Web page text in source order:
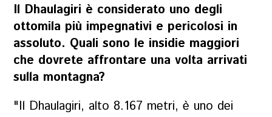
Il Dhaulagiri è considerato uno degli
ottomila più impegnativi e pericolosi in
assoluto. Quali sono le insidie maggiori
che dovrete affrontare una volta arrivati
sulla montagna?
"Il Dhaulagiri, alto 8.167 metri, è uno dei